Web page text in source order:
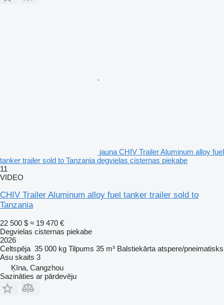
jauna CHIV Trailer Aluminum alloy fuel
tanker trailer sold to Tanzania degvielas cisternas piekabe
11
VIDEO
CHIV Trailer Aluminum alloy fuel tanker trailer sold to
Tanzania
22 500 $ ≈ 19 470 €
Degvielas cisternas piekabe
2026
Celtspēja 35 000 kg Tilpums 35 m³ Balstiekārta atspere/pneimatisks
Asu skaits 3
Ķīna, Cangzhou
Sazināties ar pārdevēju